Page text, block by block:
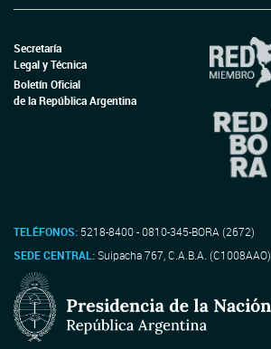
Secretaría
Legal y Técnica
Boletín Oficial
de la República Argentina
TELÉFONOS: 5218-8400 - 0810-345-BORA (2672)
SEDE CENTRAL:Suipacha 767, C.A.B.A. (C1008AAO)